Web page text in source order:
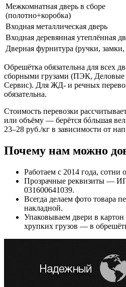
Межкомнатная дверь в сборе
(полотно+коробка)
Входная металлическая дверь
Входная деревянная утеплённая
Дверная фурнитура (ручки,
Обрешётка обязательна для всех
сборными грузами (ПЭК,
Сервис). Для ЖД- и речных
обязательна.
Стоимость перевозки
или объёму — берётся бóльшая
23–28 руб./кг в зависимости от
Почему нам можно
Работаем с 2014 года, сотни
Прозрачные реквизиты —
031600641039.
Всегда делаем фото товара
накладной.
Упаковываем двери в картон
хрупких грузов — в